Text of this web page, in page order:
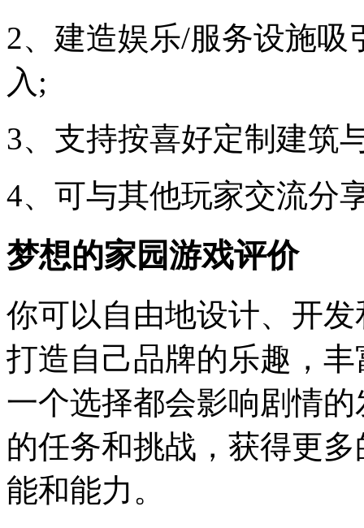
2、建造娱乐/服务设施
入;
3、支持按喜好定制建筑
4、可与其他玩家交流分
梦想的家园游戏评价
你可以自由地设计、开
打造自己品牌的乐趣，
一个选择都会影响剧情
的任务和挑战，获得更
能和能力。